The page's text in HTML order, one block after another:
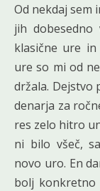
Od nekdaj sem
jih dobesedno
klasične ure in
ure so mi od
držala. Dejstvo
denarja za
res zelo hitro
ni bilo všeč,
novo uro. En
bolj